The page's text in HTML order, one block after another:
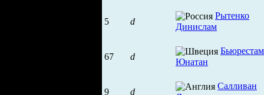
5 d
Рытенко
Динислам
67 d
Бьюрестам
Юнатан
9 d
Салливан